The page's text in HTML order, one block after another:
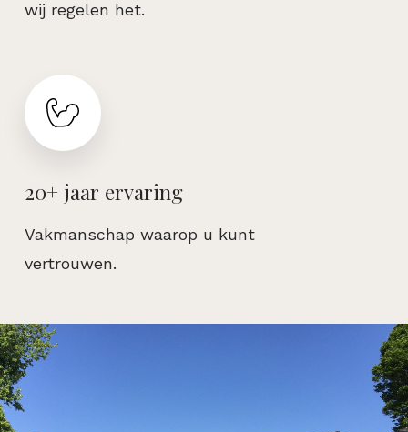
wij regelen het.
20+ jaar ervaring
Vakmanschap waarop u kunt
vertrouwen.